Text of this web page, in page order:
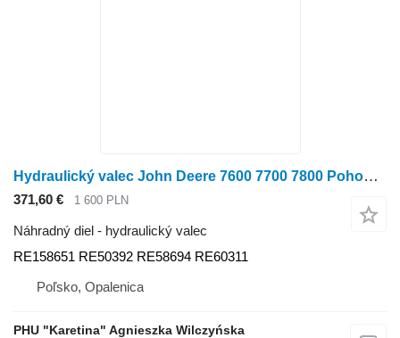
Hydraulický valec John Deere 7600 7700 7800 Pohon RE158651 RE50392 RE58694 RE60311 na kolesového traktora John Deere 7600 7700 7800
371,60 € 1 600 PLN
Náhradný diel - hydraulický valec
RE158651 RE50392 RE58694 RE60311
Poľsko, Opalenica
PHU "Karetina" Agnieszka Wilczyńska